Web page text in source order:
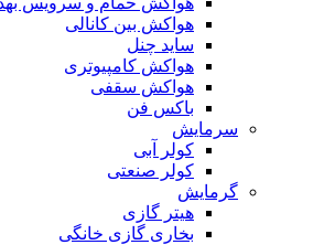
هواکش بین کانالی
ساید چنل
هواکش کامپیوتری
هواکش سقفی
باکس فن
سرمایش
کولر آبی
کولر صنعتی
گرمایش
هیتر گازی
بخاری گازی خانگی